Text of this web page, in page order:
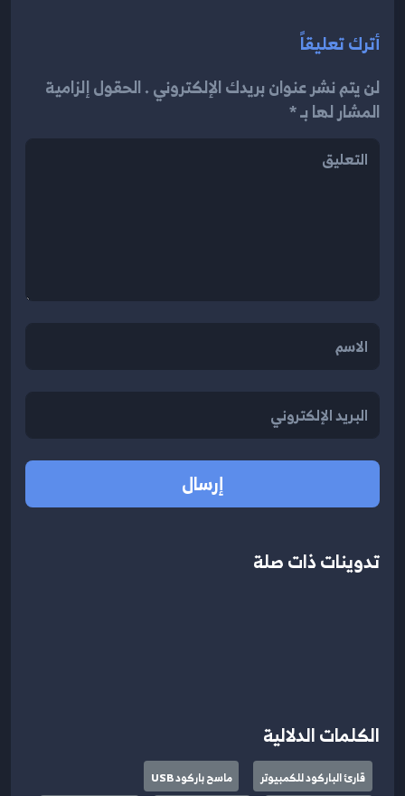
أترك تعليقاً
لن يتم نشر عنوان بريدك الإلكتروني . الحقول إلزامية
المشار لها بـ *
إرسال
تدوينات ذات صلة
الكلمات الدلالية
قارئ الباركود للكمبيوتر
ماسح باركود USB